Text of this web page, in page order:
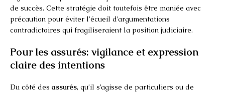
de succès. Cette stratégie doit toutefois être maniée avec
précaution pour éviter l’écueil d’argumentations
contradictoires qui fragiliseraient la position judiciaire.
Pour les assurés: vigilance et expression
claire des intentions
Du côté des assurés, qu’il s’agisse de particuliers ou de